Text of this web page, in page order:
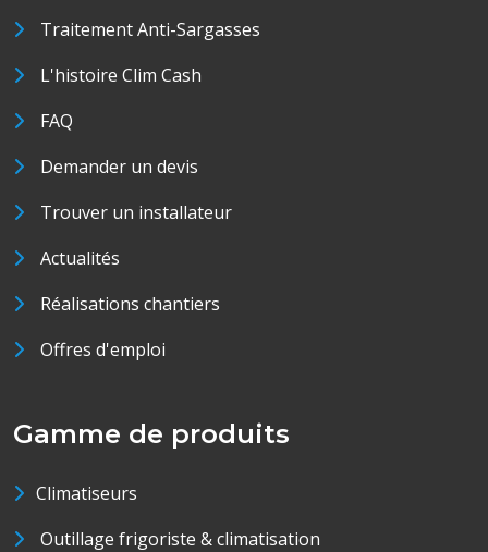
Traitement Anti-Sargasses
L'histoire Clim Cash
FAQ
Demander un devis
Trouver un installateur
Actualités
Réalisations chantiers
Offres d'emploi
Gamme de produits
Climatiseurs
Outillage frigoriste & climatisation